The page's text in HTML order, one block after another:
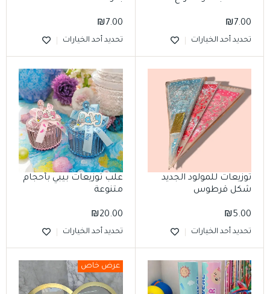
₪7.00
تحديد أحد الخيارات
₪7.00
تحديد أحد الخيارات
توزيعات للمولود الجديد
شكل قرطوس
₪5.00
تحديد أحد الخيارات
علب توزيعات بيبي بأحجام
متنوعة
₪20.00
تحديد أحد الخيارات
عرض خاص